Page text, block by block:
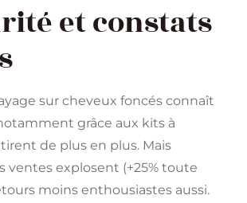
et constats
sur cheveux foncés connaît
grâce aux kits à
de plus en plus. Mais
ventes explosent (+25% toute
moins enthousiastes aussi.